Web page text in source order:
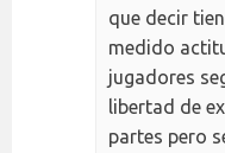
que decir
medido
jugadores
libertad de
partes pero